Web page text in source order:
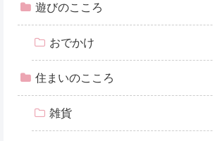
遊びのこころ
おでかけ
住まいのこころ
雑貨